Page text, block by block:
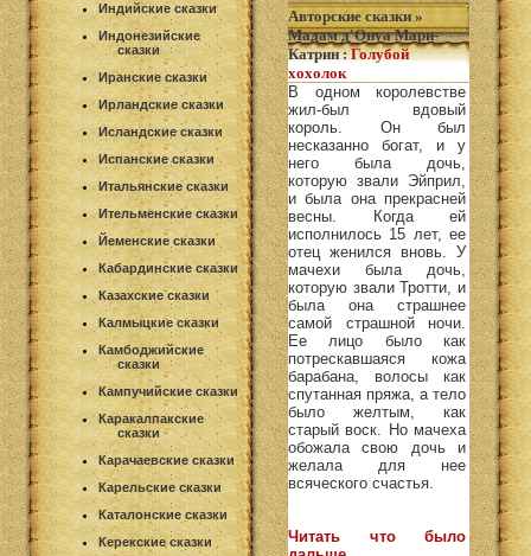
Индийские сказки
Индонезийские
сказки
Иранские сказки
Ирландские сказки
Исландские сказки
Испанские сказки
Итальянские сказки
Ительменские сказки
Йеменские сказки
Кабардинские сказки
Казахские сказки
Калмыцкие сказки
Камбоджийские
сказки
Кампучийские сказки
Каракалпакские
сказки
Карачаевские сказки
Карельские сказки
Каталонские сказки
Керекские сказки
Авторские сказки »
Мадам д'Онуа Мари-
Катрин:Голубой
хохолок
В одном королевстве
жил-был вдовый
король. Он был
несказанно богат, и у
него была дочь,
которую звали Эйприл,
и была она прекрасней
весны. Когда ей
исполнилось 15 лет, ее
отец женился вновь. У
мачехи была дочь,
которую звали Тротти, и
была она страшнее
самой страшной ночи.
Ее лицо было как
потрескавшаяся кожа
барабана, волосы как
спутанная пряжа, а тело
было желтым, как
старый воск. Но мачеха
обожала свою дочь и
желала для нее
всяческого счастья.
Читать что было